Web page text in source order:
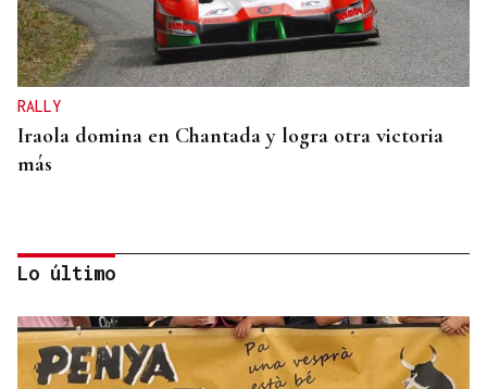
RALLY
Iraola domina en Chantada y logra otra victoria
más
Lo último